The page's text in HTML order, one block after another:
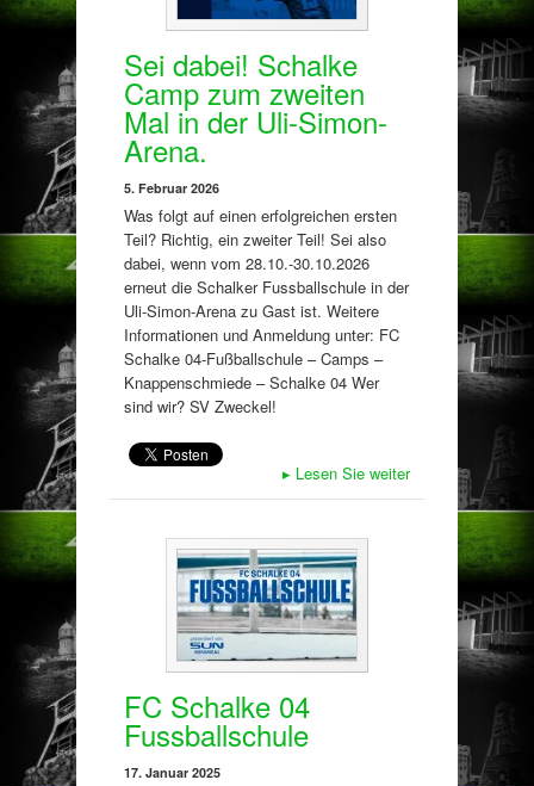
Sei dabei! Schalke
Camp zum zweiten
Mal in der Uli-Simon-
Arena.
5. Februar 2026
Was folgt auf einen erfolgreichen ersten
Teil? Richtig, ein zweiter Teil! Sei also
dabei, wenn vom 28.10.-30.10.2026
erneut die Schalker Fussballschule in der
Uli-Simon-Arena zu Gast ist. Weitere
Informationen und Anmeldung unter: FC
Schalke 04-Fußballschule – Camps –
Knappenschmiede – Schalke 04 Wer
sind wir? SV Zweckel!
▸ Lesen Sie weiter
FC Schalke 04
Fussballschule
17. Januar 2025